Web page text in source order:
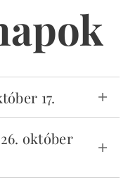
17.
október